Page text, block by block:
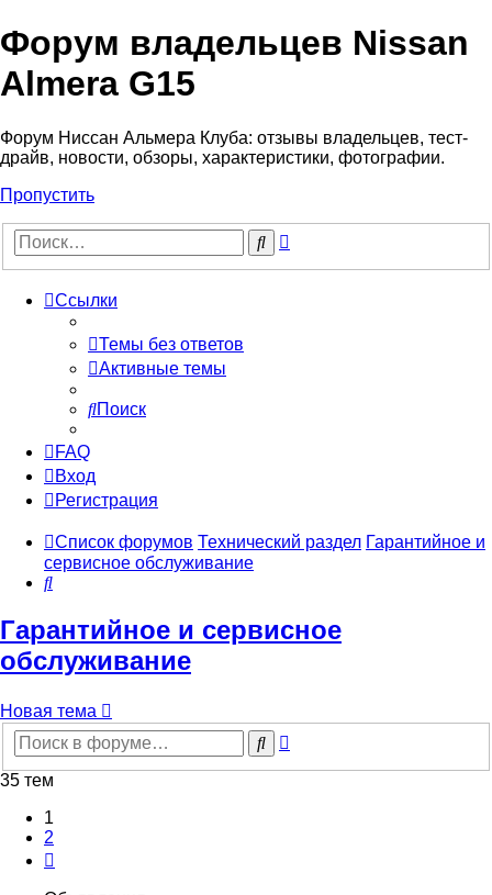
Форум владельцев Nissan
Almera G15
Форум Ниссан Альмера Клуба: отзывы владельцев, тест-
драйв, новости, обзоры, характеристики, фотографии.
Пропустить
Поиск
Ссылки
Темы без ответов
Активные темы
Поиск
FAQ
Вход
Регистрация
Список форумов Технический раздел Гарантийное и
сервисное обслуживание
Поиск
Гарантийное и сервисное
обслуживание
Новая тема
Поиск
35 тем
1
2